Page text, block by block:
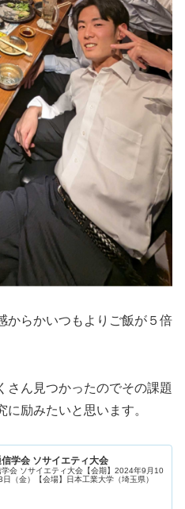
からかいつもよりご飯が５倍
さん見つかったのでその課題
励みたいと思います。
学会 ソサイエティ大会
学会 ソサイエティ大会【会期】2024年9月10
日（金）【会場】日本工業大学（埼玉県）